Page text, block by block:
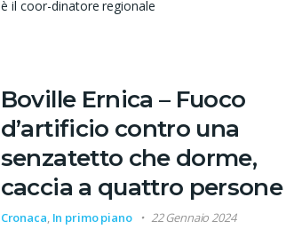
è il coor-dinatore regionale
Boville Ernica – Fuoco
d’artificio contro una
senzatetto che dorme,
caccia a quattro persone
Cronaca, In primo piano 22 Gennaio 2024